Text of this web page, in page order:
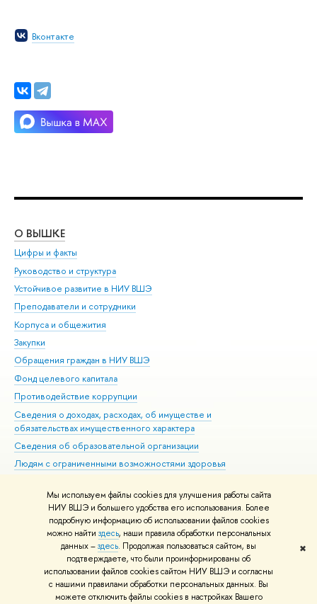
Мы используем файлы cookies для улучшения работы сайта
НИУ ВШЭ и большего удобства его использования. Более
подробную информацию об использовании файлов cookies
можно найти здесь, наши правила обработки персональных
данных –здесь. Продолжая пользоваться сайтом, вы
подтверждаете, что были проинформированы об
использовании файлов cookies сайтом НИУ ВШЭ и согласны
с нашими правилами обработки персональных данных. Вы
можете отключить файлы cookies в настройках Вашего
✖
Вконтакте
О ВЫШКЕ
Цифры и факты
Руководство и структура
Устойчивое развитие в НИУ ВШЭ
Преподаватели и сотрудники
Корпуса и общежития
Закупки
Обращения граждан в НИУ ВШЭ
Фонд целевого капитала
Противодействие коррупции
Сведения о доходах, расходах, об имуществе и
обязательствах имущественного характера
Сведения об образовательной организации
Людям с ограниченными возможностями здоровья
Работа в Вышке
© НИУ ВШЭ 1993–2026 Адреса и контакты Условия использования
материалов Политика конфиденциальности Карта сайта
Шрифты HSE Sans и HSE Slab разработаны вШколе дизайна НИУ ВШЭ